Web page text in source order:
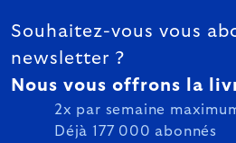
Souhaitez-vous vous
newsletter ?
Nous vous offrons la
2x par semaine
Déjà 177 000 abonnés